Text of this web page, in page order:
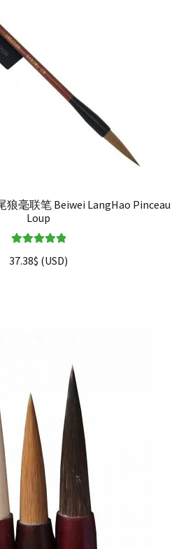
狼毫联笔 Beiwei LangHao Pinceau
Loup
5
37.38$ (USD)